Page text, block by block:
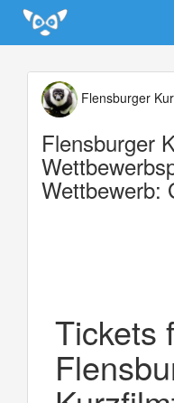
Update cookies preferences
Flensburger
Flensburger
Wettbewerb:
Tickets